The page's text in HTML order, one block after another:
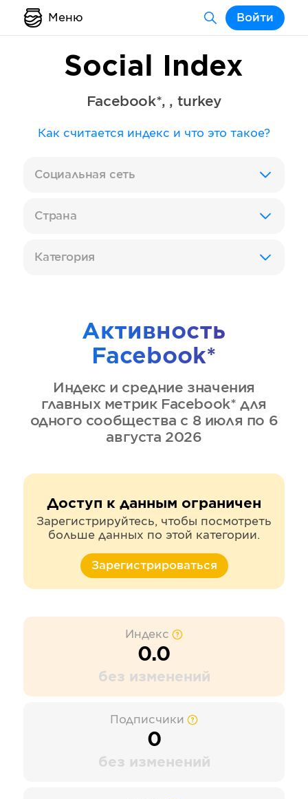
Меню Войти
Social Index
Facebook*, , turkey
Как считается индекс и что это такое?
Социальная сеть
Страна
Категория
Активность
Facebook*
Индекс и средние значения
главных метрик Facebook* для
одного сообщества с 8 июля по 6
августа 2026
Доступ к данным ограничен
Зарегистрируйтесь, чтобы посмотреть
больше данных по этой категории.
Зарегистрироваться
Индекс
0.0
без изменений
Подписчики
0
без изменений